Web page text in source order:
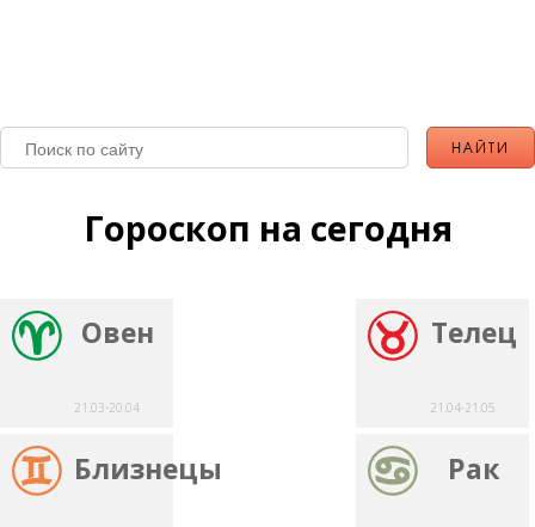
Гороскоп на сегодня
Овен
21.03-20.04
Телец
21.04-21.05
Близнецы Рак